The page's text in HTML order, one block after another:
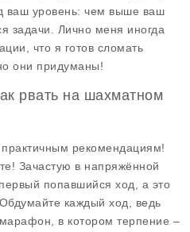
ваш уровень: чем выше ваш
задачи. Лично меня иногда
что я готов сломать
они придуманы!
рвать на шахматном
рекомендациям!
Зачастую в напряжённой
попавшийся ход, а это
каждый ход, ведь
в котором терпение –